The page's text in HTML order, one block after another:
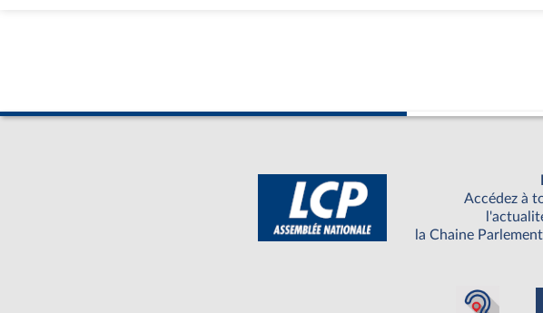
Accédez à
la Chaine